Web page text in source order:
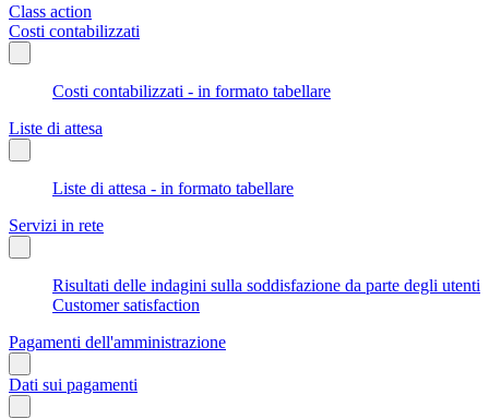
Class action
Costi contabilizzati
Costi contabilizzati - in formato tabellare
Liste di attesa
Liste di attesa - in formato tabellare
Servizi in rete
Risultati delle indagini sulla soddisfazione da parte degli utenti
Customer satisfaction
Pagamenti dell'amministrazione
Dati sui pagamenti